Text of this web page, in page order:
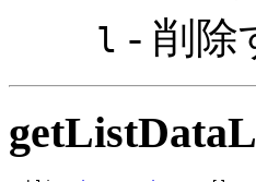
l - 削除